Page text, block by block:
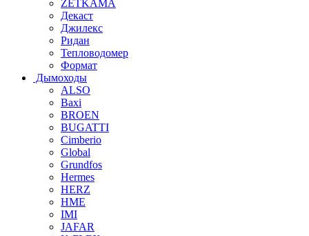
ZETKAMA
Декаст
Джилекс
Ридан
Тепловодомер
Формат
Дымоходы
ALSO
Baxi
BROEN
BUGATTI
Cimberio
Global
Grundfos
Hermes
HERZ
HME
IMI
JAFAR